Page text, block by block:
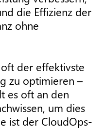
die Effizienz der
ohne
der effektivste
zu optimieren –
es oft an den
um dies
ist der CloudOps-